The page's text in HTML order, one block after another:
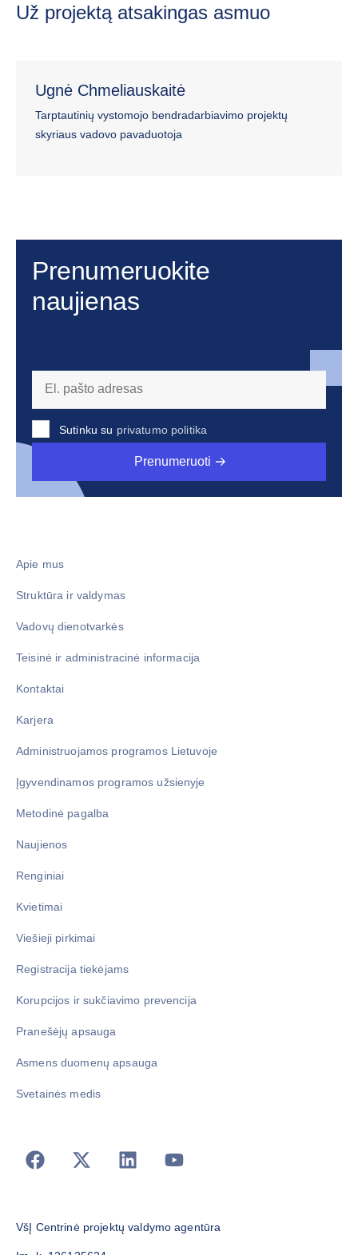
Už projektą atsakingas asmuo
Ugnė Chmeliauskaitė
Tarptautinių vystomojo bendradarbiavimo projektų
skyriaus vadovo pavaduotoja
Prenumeruokite
naujienas
Sutinku su privatumo politika
Prenumeruoti
Apie mus
Struktūra ir valdymas
Vadovų dienotvarkės
Teisinė ir administracinė informacija
Kontaktai
Karjera
Administruojamos programos Lietuvoje
Įgyvendinamos programos užsienyje
Metodinė pagalba
Naujienos
Renginiai
Kvietimai
Viešieji pirkimai
Registracija tiekėjams
Korupcijos ir sukčiavimo prevencija
Pranešėjų apsauga
Asmens duomenų apsauga
Svetainės medis
VšĮ Centrinė projektų valdymo agentūra